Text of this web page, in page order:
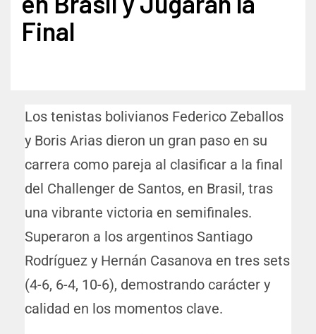
Final
Los tenistas bolivianos Federico Zeballos
y Boris Arias dieron un gran paso en su
carrera como pareja al clasificar a la final
del Challenger de Santos, en Brasil, tras
una vibrante victoria en semifinales.
Superaron a los argentinos Santiago
Rodríguez y Hernán Casanova en tres sets
(4-6, 6-4, 10-6), demostrando carácter y
calidad en los momentos clave.